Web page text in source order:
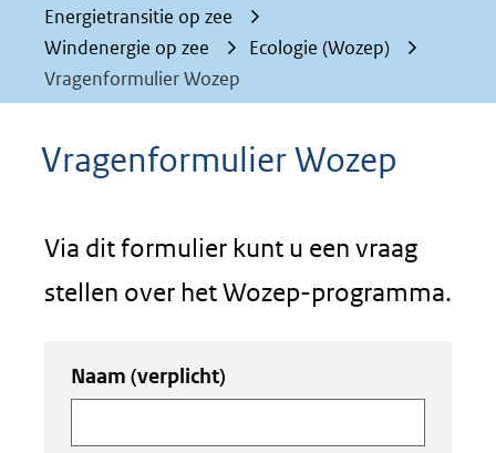
Energietransitie op zee
Windenergie op zee
Ecologie (Wozep)
Vragenformulier Wozep
Vragenformulier Wozep
Via dit formulier kunt u een vraag
stellen over het Wozep-programma.
Uw
Naam (verplicht)